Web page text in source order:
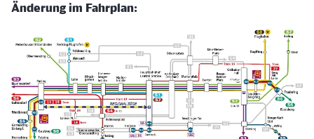
Änderung im Fahrplan: